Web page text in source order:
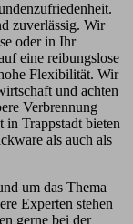
zuverlässig. Wir
oder in Ihr
eine reibungslose
Flexibilität. Wir
und achten
Verbrennung
Trappstadt bieten
als auch als
um das Thema
Experten stehen
gerne bei der